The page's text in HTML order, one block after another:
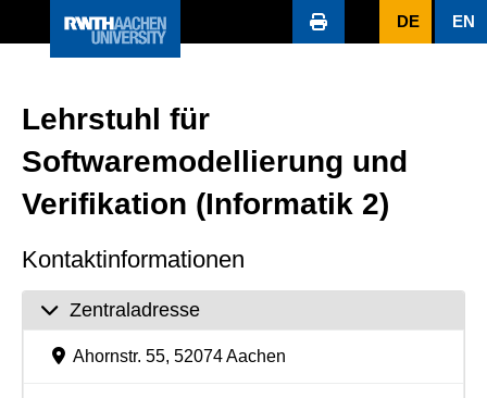
DE EN
Lehrstuhl für
Softwaremodellierung und
Verifikation (Informatik 2)
Kontaktinformationen
Zentraladresse
Ahornstr. 55, 52074 Aachen